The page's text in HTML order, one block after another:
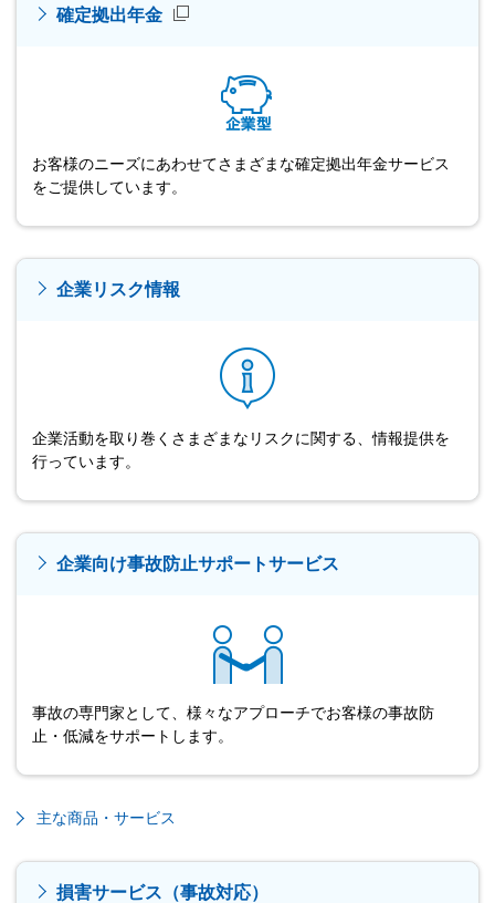
確定拠出年金
お客様のニーズにあわせてさまざまな確定拠出年金サービス
をご提供しています。
企業リスク情報
企業活動を取り巻くさまざまなリスクに関する、情報提供を
行っています。
企業向け事故防止サポートサービス
事故の専門家として、様々なアプローチでお客様の事故防
止・低減をサポートします。
主な商品・サービス
損害サービス（事故対応）